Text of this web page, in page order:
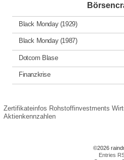
Black Monday (1929)
Black Monday (1987)
Dotcom Blase
Finanzkrise
Zertifikateinfos Rohstoffinvestments
Aktienkennzahlen
©2026
Entries